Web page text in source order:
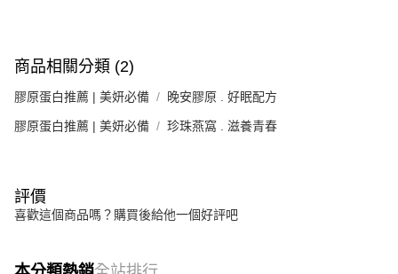
商品相關分類 (2)
膠原蛋白推薦 | 美妍必備 晚安膠原 . 好眠配方
膠原蛋白推薦 | 美妍必備 珍珠燕窩 . 滋養青春
評價
喜歡這個商品嗎？購買後給他一個好評吧